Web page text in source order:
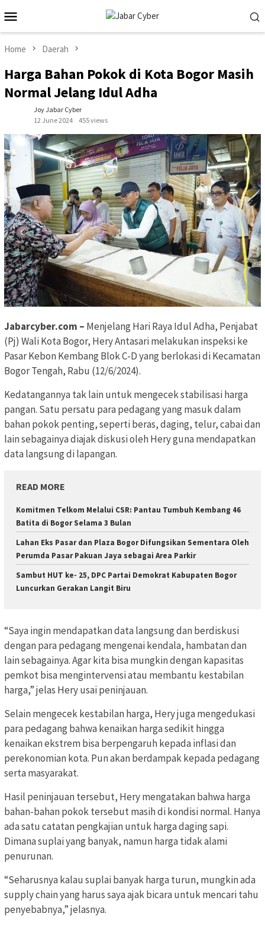
to
contentMenu
Home Daerah
Harga Bahan Pokok di Kota Bogor Masih
Normal Jelang Idul Adha
Joy Jabar Cyber
12 June 2024
455 views
Jabarcyber.com – Menjelang Hari Raya Idul Adha, Penjabat
(Pj) Wali Kota Bogor, Hery Antasari melakukan inspeksi ke
Pasar Kebon Kembang Blok C-D yang berlokasi di Kecamatan
Bogor Tengah, Rabu (12/6/2024).
Kedatangannya tak lain untuk mengecek stabilisasi harga
pangan. Satu persatu para pedagang yang masuk dalam
bahan pokok penting, seperti beras, daging, telur, cabai dan
lain sebagainya diajak diskusi oleh Hery guna mendapatkan
data langsung di lapangan.
READ MORE
Komitmen Telkom Melalui CSR: Pantau Tumbuh Kembang 46
Batita di Bogor Selama 3 Bulan
Lahan Eks Pasar dan Plaza Bogor Difungsikan Sementara Oleh
Perumda Pasar Pakuan Jaya sebagai Area Parkir
Sambut HUT ke- 25, DPC Partai Demokrat Kabupaten Bogor
Luncurkan Gerakan Langit Biru
“Saya ingin mendapatkan data langsung dan berdiskusi
dengan para pedagang mengenai kendala, hambatan dan
lain sebagainya. Agar kita bisa mungkin dengan kapasitas
pemkot bisa mengintervensi atau membantu kestabilan
harga,” jelas Hery usai peninjauan.
Selain mengecek kestabilan harga, Hery juga mengedukasi
para pedagang bahwa kenaikan harga sedikit hingga
kenaikan ekstrem bisa berpengaruh kepada inflasi dan
perekonomian kota. Pun akan berdampak kepada pedagang
serta masyarakat.
Hasil peninjauan tersebut, Hery mengatakan bahwa harga
bahan-bahan pokok tersebut masih di kondisi normal. Hanya
ada satu catatan pengkajian untuk harga daging sapi.
Dimana suplai yang banyak, namun harga tidak alami
penurunan.
“Seharusnya kalau suplai banyak harga turun, mungkin ada
supply chain yang harus saya ajak bicara untuk mencari tahu
penyebabnya,” jelasnya.